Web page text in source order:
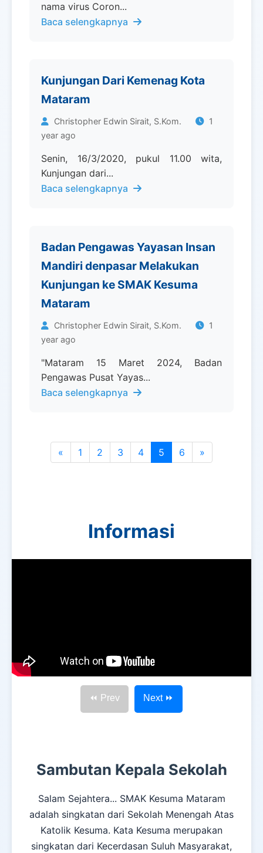
nama virus Coron...
Baca selengkapnya
Kunjungan Dari Kemenag Kota
Mataram
Christopher Edwin Sirait, S.Kom.
1
year ago
Senin, 16/3/2020, pukul 11.00 wita,
Kunjungan dari...
Baca selengkapnya
Badan Pengawas Yayasan Insan
Mandiri denpasar Melakukan
Kunjungan ke SMAK Kesuma
Mataram
Christopher Edwin Sirait, S.Kom.
1
year ago
"Mataram 15 Maret 2024, Badan
Pengawas Pusat Yayas...
Baca selengkapnya
« 1 2 3 4 5 6 »
Informasi
⏪ Prev Next ⏩
Sambutan Kepala Sekolah
Salam Sejahtera... SMAK Kesuma Mataram
adalah singkatan dari Sekolah Menengah Atas
Katolik Kesuma. Kata Kesuma merupakan
singkatan dari Kecerdasan Suluh Masyarakat,